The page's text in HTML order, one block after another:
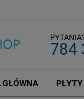
784
GŁÓWNA PŁYTY